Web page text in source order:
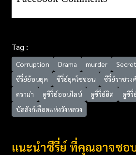
Tag :
Corruption Drama murder
ซีรี่ย์ย้อนยุค
ซีรี่ย์ยุคโชซอน ซีรี่ย์ราชวง
ดราม่า
ดูซีรี่ย์ออนไลน์ ดูซี่รี่ย์ฮิต
ดูซีรี่
บัลลังก์เลือดแห่งวังหลวง
แนะนำซีรี่ย์ ที่คุณอาจชอ